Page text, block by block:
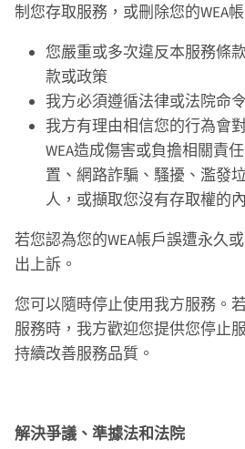
制您存取服務，或刪除您的WEA帳
您嚴重或多次違反本服務條
款或政策
我方必須遵循法律或法院命令
我方有理由相信您的行為會
WEA造成傷害或負擔相關責
置、網路詐騙、騷擾、濫發
人，或擷取您沒有存取權的
若您認為您的WEA帳戶誤遭永久
出上訴。
您可以隨時停止使用我方服務。
服務時，我方歡迎您提供您停止
持續改善服務品質。
解決爭議、準據法和法院